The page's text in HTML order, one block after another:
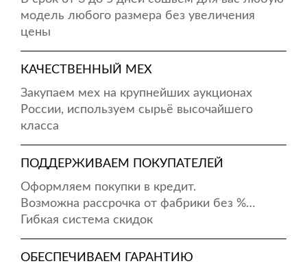
модель любого размера без увеличения
цены
КАЧЕСТВЕННЫЙ МЕХ
Закупаем мех на крупнейших аукционах
России, используем сырьё высочайшего
класса
ПОДДЕРЖИВАЕМ ПОКУПАТЕЛЕЙ
Оформляем покупки в кредит.
Возможна рассрочка от фабрики без %…
Гибкая система скидок
ОБЕСПЕЧИВАЕМ ГАРАНТИЮ